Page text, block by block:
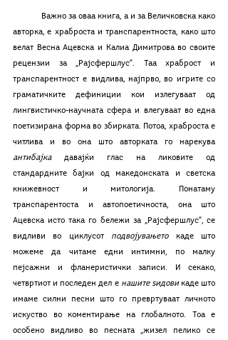
авторка, е храброста и транспарентноста, како што
велат Весна Ацевска и Калиа Димитрова во своите
рецензии за „Рајсфершлус“. Таа храброст и
транспарентност е видлива, најпрво, во игрите со
граматичките дефиниции кои излегуваат од
лингвистичко-научната сфера и влегуваат во една
поетизирана форма во збирката. Потоа, храброста е
антибајка давајќи глас на ликовите од
стандардните бајки од македонската и светска
книжевност и митологија. Понатаму
транспарентоста и автопоетичноста, она што
Ацевска исто така го бележи за „Рајсфершлус“, се
видливи во циклусот подвојувањето каде што
можеме да читаме едни интимни, по малку
пејсажни и фланеристички записи. И секако,
четвртиот и последен дел е нашите ѕидови каде што
имаме силни песни што го превртуваат личното
искуство во коментирање на глобалното. Тоа е
особено видливо во песната „жизел пелико се